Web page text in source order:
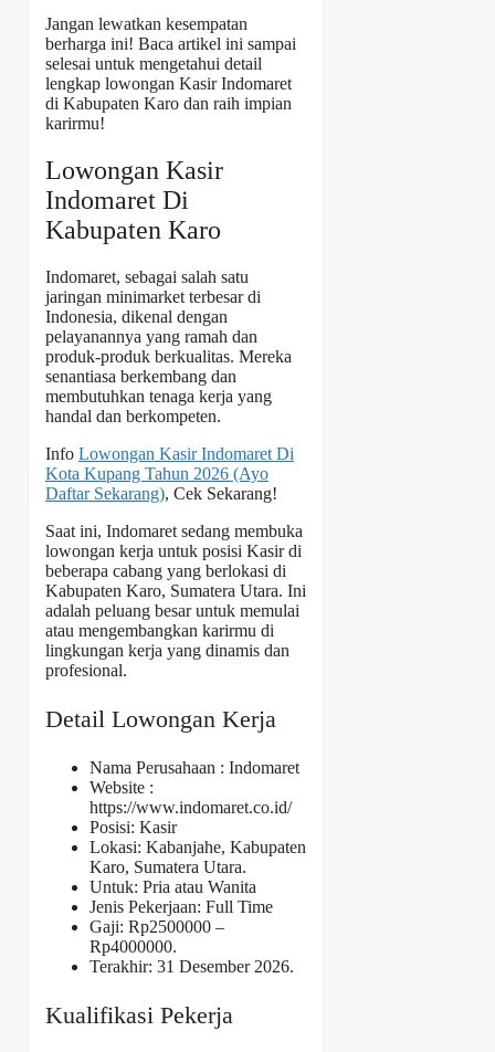
Jangan lewatkan kesempatan
berharga ini! Baca artikel ini sampai
selesai untuk mengetahui detail
lengkap lowongan Kasir Indomaret
di Kabupaten Karo dan raih impian
karirmu!
Lowongan Kasir
Indomaret Di
Kabupaten Karo
Indomaret, sebagai salah satu
jaringan minimarket terbesar di
Indonesia, dikenal dengan
pelayanannya yang ramah dan
produk-produk berkualitas. Mereka
senantiasa berkembang dan
membutuhkan tenaga kerja yang
handal dan berkompeten.
Info Lowongan Kasir Indomaret Di
Kota Kupang Tahun 2026 (Ayo
Daftar Sekarang), Cek Sekarang!
Saat ini, Indomaret sedang membuka
lowongan kerja untuk posisi Kasir di
beberapa cabang yang berlokasi di
Kabupaten Karo, Sumatera Utara. Ini
adalah peluang besar untuk memulai
atau mengembangkan karirmu di
lingkungan kerja yang dinamis dan
profesional.
Detail Lowongan Kerja
Nama Perusahaan : Indomaret
Website :
https://www.indomaret.co.id/
Posisi: Kasir
Lokasi: Kabanjahe, Kabupaten
Karo, Sumatera Utara.
Untuk: Pria atau Wanita
Jenis Pekerjaan: Full Time
Gaji: Rp2500000 –
Rp4000000.
Terakhir: 31 Desember 2026.
Kualifikasi Pekerja